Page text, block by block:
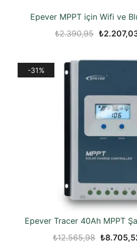
Epever MPPT için Wifi ve
₺2.390,95 Orijinal
₺
-31%
Epever Tracer 40Ah MPPT
₺12.565,98 Orijinal
₺